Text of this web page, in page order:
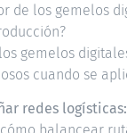
de los gemelos
gemelos
cuando se
redes logísticas: